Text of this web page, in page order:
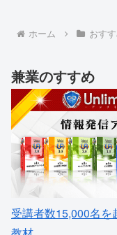
ホーム おす
兼業のすすめ
受講者数15,000名を